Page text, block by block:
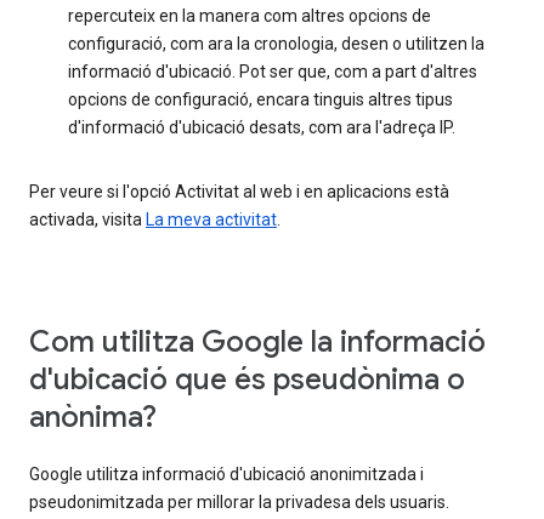
repercuteix en la manera com altres opcions de
configuració, com ara la cronologia, desen o utilitzen la
informació d'ubicació. Pot ser que, com a part d'altres
opcions de configuració, encara tinguis altres tipus
d'informació d'ubicació desats, com ara l'adreça IP.
Per veure si l'opció Activitat al web i en aplicacions està
activada, visita La meva activitat.
Com utilitza Google la informació
d'ubicació que és pseudònima o
anònima?
Google utilitza informació d'ubicació anonimitzada i
pseudonimitzada per millorar la privadesa dels usuaris.